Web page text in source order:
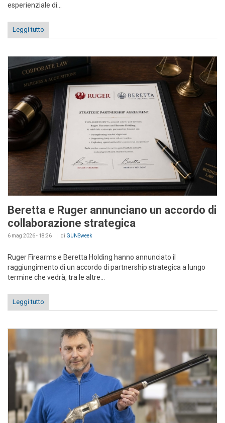
esperienziale di...
Leggi tutto
Beretta e Ruger annunciano un accordo di
collaborazione strategica
6 mag 2026 - 18:36 di GUNSweek
Ruger Firearms e Beretta Holding hanno annunciato il
raggiungimento di un accordo di partnership strategica a lungo
termine che vedrà, tra le altre...
Leggi tutto